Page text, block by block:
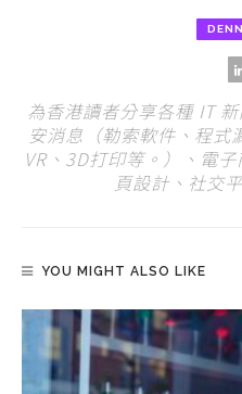
為香港讀者分享各種 IT
安消息（勒索軟件、程式
VR、3D打印等。）、電
頁設計、社交
YOU MIGHT ALSO LIKE